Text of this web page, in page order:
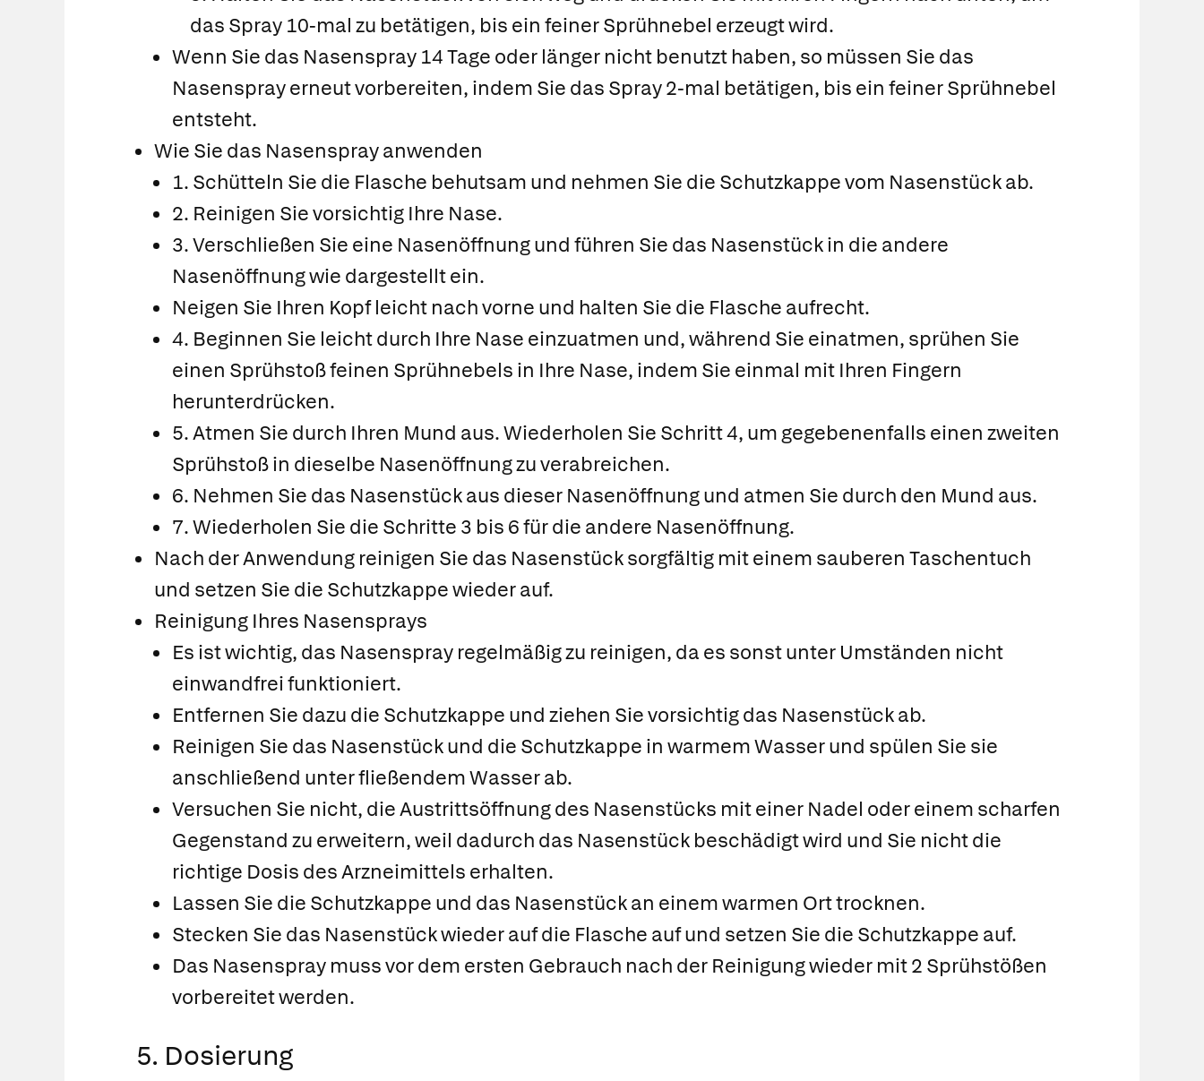
das Spray 10-mal zu betätigen, bis ein feiner Sprühnebel erzeugt wird.
Wenn Sie das Nasenspray 14 Tage oder länger nicht benutzt haben, so müssen Sie das
Nasenspray erneut vorbereiten, indem Sie das Spray 2-mal betätigen, bis ein feiner Sprühnebel
entsteht.
Wie Sie das Nasenspray anwenden
1. Schütteln Sie die Flasche behutsam und nehmen Sie die Schutzkappe vom Nasenstück ab.
2. Reinigen Sie vorsichtig Ihre Nase.
3. Verschließen Sie eine Nasenöffnung und führen Sie das Nasenstück in die andere
Nasenöffnung wie dargestellt ein.
Neigen Sie Ihren Kopf leicht nach vorne und halten Sie die Flasche aufrecht.
4. Beginnen Sie leicht durch Ihre Nase einzuatmen und, während Sie einatmen, sprühen Sie
einen Sprühstoß feinen Sprühnebels in Ihre Nase, indem Sie einmal mit Ihren Fingern
herunterdrücken.
5. Atmen Sie durch Ihren Mund aus. Wiederholen Sie Schritt 4, um gegebenenfalls einen zweiten
Sprühstoß in dieselbe Nasenöffnung zu verabreichen.
6. Nehmen Sie das Nasenstück aus dieser Nasenöffnung und atmen Sie durch den Mund aus.
7. Wiederholen Sie die Schritte 3 bis 6 für die andere Nasenöffnung.
Nach der Anwendung reinigen Sie das Nasenstück sorgfältig mit einem sauberen Taschentuch
und setzen Sie die Schutzkappe wieder auf.
Reinigung Ihres Nasensprays
Es ist wichtig, das Nasenspray regelmäßig zu reinigen, da es sonst unter Umständen nicht
einwandfrei funktioniert.
Entfernen Sie dazu die Schutzkappe und ziehen Sie vorsichtig das Nasenstück ab.
Reinigen Sie das Nasenstück und die Schutzkappe in warmem Wasser und spülen Sie sie
anschließend unter fließendem Wasser ab.
Versuchen Sie nicht, die Austrittsöffnung des Nasenstücks mit einer Nadel oder einem scharfen
Gegenstand zu erweitern, weil dadurch das Nasenstück beschädigt wird und Sie nicht die
richtige Dosis des Arzneimittels erhalten.
Lassen Sie die Schutzkappe und das Nasenstück an einem warmen Ort trocknen.
Stecken Sie das Nasenstück wieder auf die Flasche auf und setzen Sie die Schutzkappe auf.
Das Nasenspray muss vor dem ersten Gebrauch nach der Reinigung wieder mit 2 Sprühstößen
vorbereitet werden.
5. Dosierung